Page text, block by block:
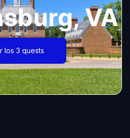
VA
los 3 quests